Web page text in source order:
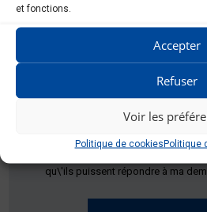
et fonctions.
Accepter
Refuser
Voir les
Politique de cookiesPolitique
qu\'ils puissent répondre à ma